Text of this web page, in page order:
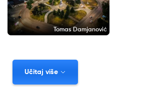
Tomas Damjanović
Učitaj više